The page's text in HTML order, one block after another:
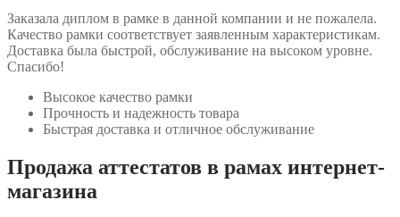
Заказала диплом в рамке в данной компании и не пожалела.
Качество рамки соответствует заявленным характеристикам.
Доставка была быстрой, обслуживание на высоком уровне.
Спасибо!
Высокое качество рамки
Прочность и надежность товара
Быстрая доставка и отличное обслуживание
Продажа аттестатов в рамах интернет-
магазина